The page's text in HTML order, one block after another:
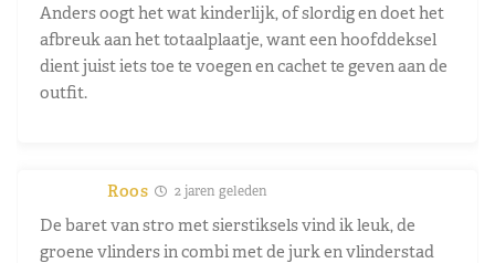
Anders oogt het wat kinderlijk, of slordig en doet het
afbreuk aan het totaalplaatje, want een hoofddeksel
dient juist iets toe te voegen en cachet te geven aan de
outfit.
Roos 2 jaren geleden
De baret van stro met sierstiksels vind ik leuk, de
groene vlinders in combi met de jurk en vlinderstad